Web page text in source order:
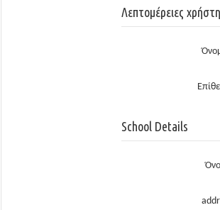
Λεπτομέρειες χρήστη
School Details